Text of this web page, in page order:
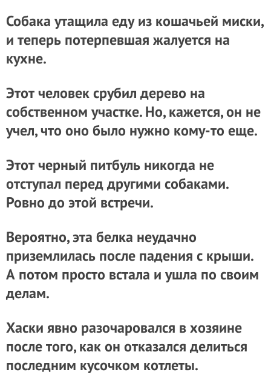
Собака утащила еду из кошачьей миски,
и теперь потерпевшая жалуется на
кухне.
Этот человек срубил дерево на
собственном участке. Но, кажется, он не
учел, что оно было нужно кому-то еще.
Этот черный питбуль никогда не
отступал перед другими собаками.
Ровно до этой встречи.
Вероятно, эта белка неудачно
приземлилась после падения с крыши.
А потом просто встала и ушла по своим
делам.
Хаски явно разочаровался в хозяине
после того, как он отказался делиться
последним кусочком котлеты.